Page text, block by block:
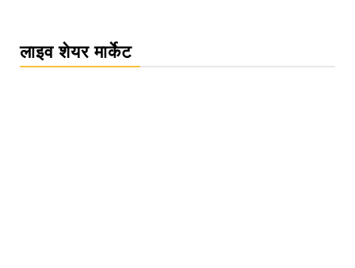
लाइव शेयर मार्केट